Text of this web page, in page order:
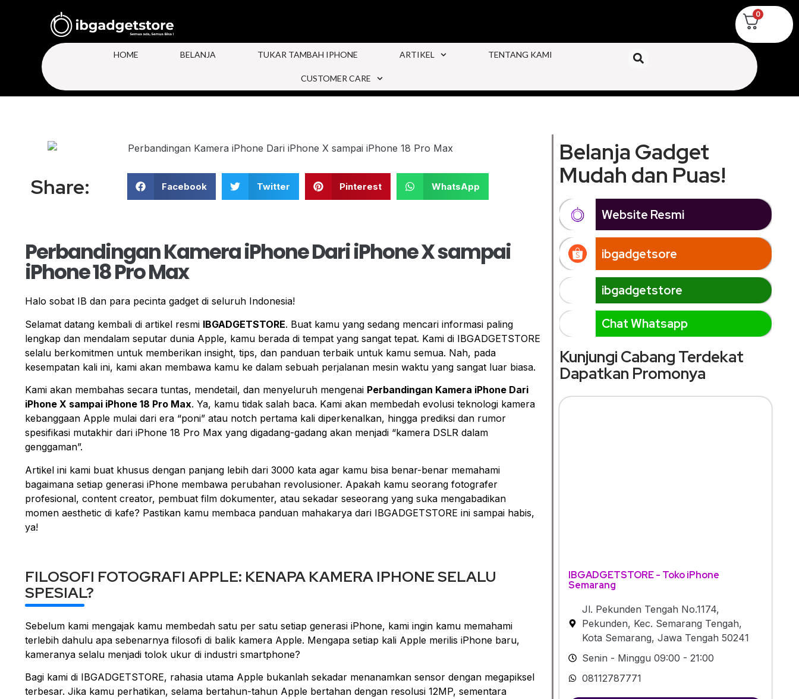
0
HOME BELANJA TUKAR TAMBAH IPHONE ARTIKEL TENTANG KAMI
CUSTOMER CARE
Share: Facebook Twitter Pinterest WhatsApp
Perbandingan Kamera iPhone Dari iPhone X sampai
iPhone 18 Pro Max
Halo sobat IB dan para pecinta gadget di seluruh Indonesia!
Selamat datang kembali di artikel resmi IBGADGETSTORE. Buat kamu yang sedang mencari informasi paling
lengkap dan mendalam seputar dunia Apple, kamu berada di tempat yang sangat tepat. Kami di IBGADGETSTORE
selalu berkomitmen untuk memberikan insight, tips, dan panduan terbaik untuk kamu semua. Nah, pada
kesempatan kali ini, kami akan membawa kamu ke dalam sebuah perjalanan mesin waktu yang sangat luar biasa.
Kami akan membahas secara tuntas, mendetail, dan menyeluruh mengenai Perbandingan Kamera iPhone Dari
iPhone X sampai iPhone 18 Pro Max. Ya, kamu tidak salah baca. Kami akan membedah evolusi teknologi kamera
kebanggaan Apple mulai dari era “poni” atau notch pertama kali diperkenalkan, hingga prediksi dan rumor
spesifikasi mutakhir dari iPhone 18 Pro Max yang digadang-gadang akan menjadi “kamera DSLR dalam
genggaman”.
Artikel ini kami buat khusus dengan panjang lebih dari 3000 kata agar kamu bisa benar-benar memahami
bagaimana setiap generasi iPhone membawa perubahan revolusioner. Apakah kamu seorang fotografer
profesional, content creator, pembuat film dokumenter, atau sekadar seseorang yang suka mengabadikan
momen aesthetic di kafe? Pastikan kamu membaca panduan mahakarya dari IBGADGETSTORE ini sampai habis,
ya!
FILOSOFI FOTOGRAFI APPLE: KENAPA KAMERA IPHONE SELALU
SPESIAL?
Sebelum kami mengajak kamu membedah satu per satu setiap generasi iPhone, kami ingin kamu memahami
terlebih dahulu apa sebenarnya filosofi di balik kamera Apple. Mengapa setiap kali Apple merilis iPhone baru,
kameranya selalu menjadi tolok ukur di industri smartphone?
Bagi kami di IBGADGETSTORE, rahasia utama Apple bukanlah sekadar menanamkan sensor dengan megapiksel
terbesar. Jika kamu perhatikan, selama bertahun-tahun Apple bertahan dengan resolusi 12MP, sementara
Belanja Gadget
Mudah dan Puas!
Website Resmi
ibgadgetsore
ibgadgetstore
Chat Whatsapp
Kunjungi Cabang Terdekat
Dapatkan Promonya
IBGADGETSTORE - Toko iPhone
Semarang
Jl. Pekunden Tengah No.1174,
Pekunden, Kec. Semarang Tengah,
Kota Semarang, Jawa Tengah 50241
Senin - Minggu 09:00 - 21:00
08112787771